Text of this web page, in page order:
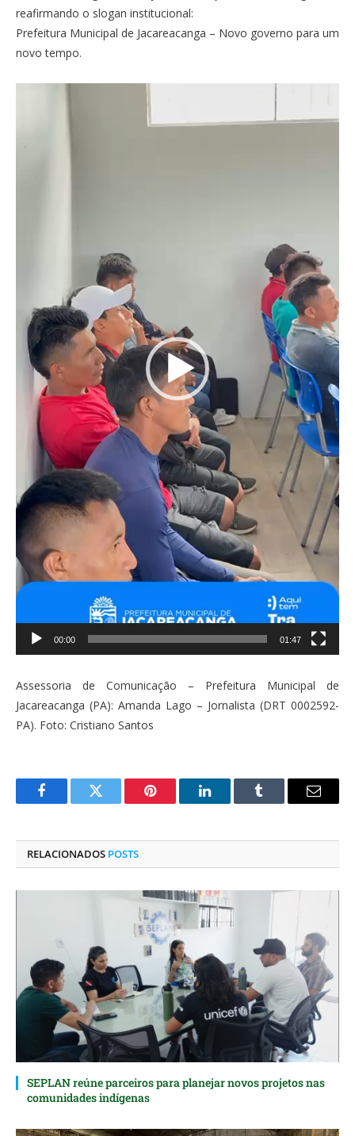
reafirmando o slogan institucional:
Prefeitura Municipal de Jacareacanga – Novo governo para um
novo tempo.
00:00 01:47
Assessoria de Comunicação – Prefeitura Municipal de
Jacareacanga (PA): Amanda Lago – Jornalista (DRT 0002592-
PA). Foto: Cristiano Santos
FacebookTwitter Pinterest O
Tumblr
E-
RELACIONADOS POSTS
SEPLAN reúne parceiros para planejar novos projetos nas
comunidades indígenas